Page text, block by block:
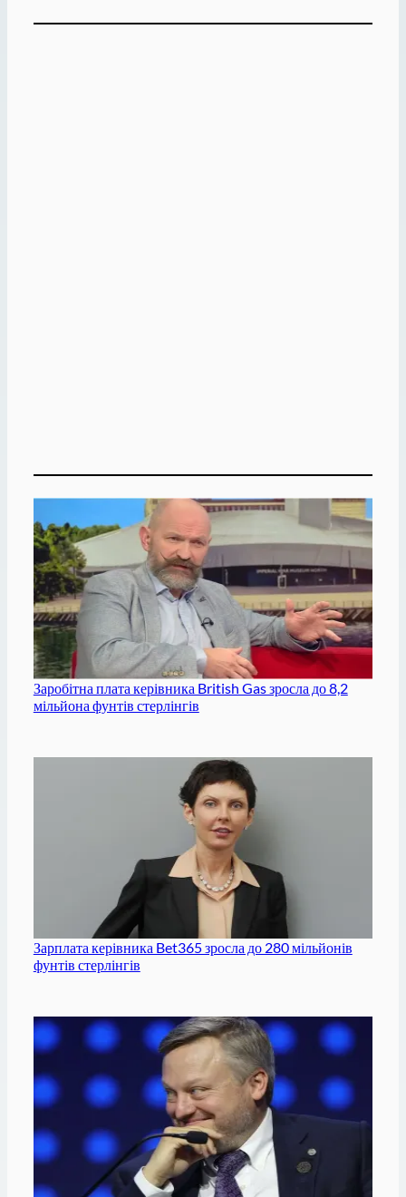
Заробітна плата керівника British Gas зросла до 8,2
мільйона фунтів стерлінгів
Зарплата керівника Bet365 зросла до 280 мільйонів
фунтів стерлінгів